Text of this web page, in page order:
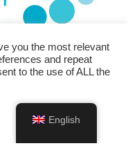
you the most relevant
and repeat
to the use of ALL the
English